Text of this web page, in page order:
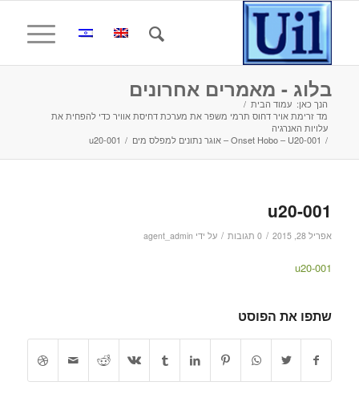
בלוג - מאמרים אחרונים
הנך כאן: עמוד הבית /
מד זרימת אויר דחוס תרמי משפר את מערכת דחיסת אוויר כדי להפחית את
עלויות האנרגיה
/ Onset Hobo – U20-001 – אוגר נתונים למפלס מים /
u20-001
u20-001
אפריל 28, 2015 / 0 תגובות / על ידי agent_admin
u20-001
שתפו את הפוסט